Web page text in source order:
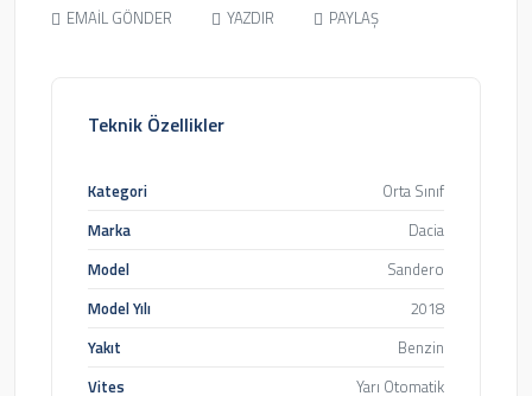
EMAİL GÖNDER YAZDIR PAYLAŞ
Teknik Özellikler
Kategori
Orta Sınıf
Marka
Dacia
Model
Sandero
Model Yılı
2018
Yakıt
Benzin
Vites
Yarı Otomatik